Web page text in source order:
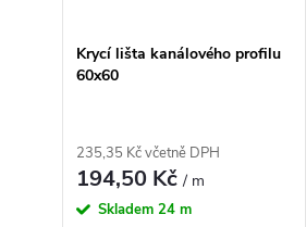
Krycí lišta kanálového profilu
60x60
235,35 Kč včetně DPH
194,50 Kč/ m
Skladem 24 m